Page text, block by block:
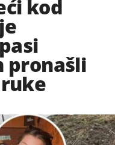
kod
pronašli